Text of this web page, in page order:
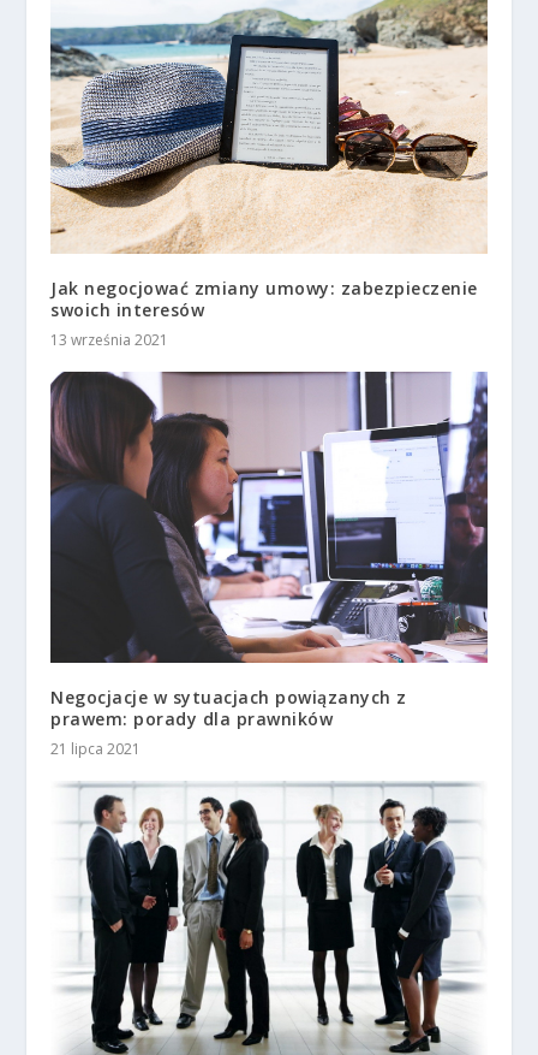
Jak negocjować zmiany umowy: zabezpieczenie
swoich interesów
13 września 2021
Negocjacje w sytuacjach powiązanych z
prawem: porady dla prawników
21 lipca 2021